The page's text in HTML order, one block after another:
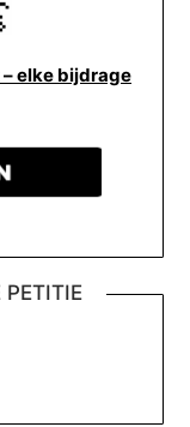
elke bijdrage
PETITIE